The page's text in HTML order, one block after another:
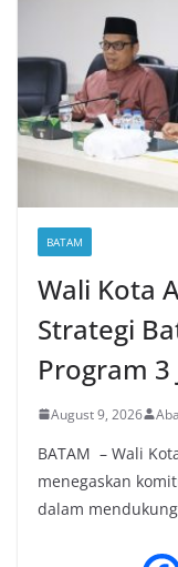
BATAM
Wali Kota
Strategi
Program 3
August 9, 2026
BATAM – Wali
menegaskan
dalam